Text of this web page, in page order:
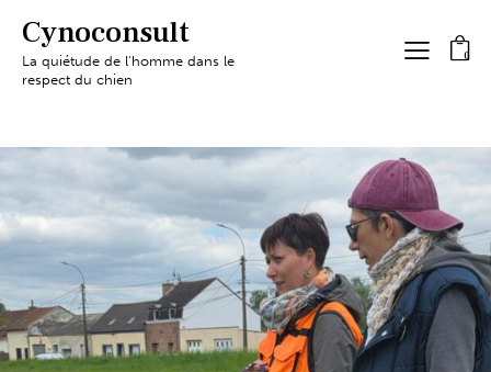
Cynoconsult
La quiétude de l'homme dans le
respect du chien
0